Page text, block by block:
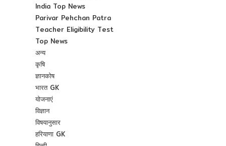
India Top News
Parivar Pehchan Patra
Teacher Eligibility Test
Top News
अन्य
कृषि
ज्ञानकोष
भारत GK
योजनाएं
विज्ञान
विषयानुसार
हरियाणा GK